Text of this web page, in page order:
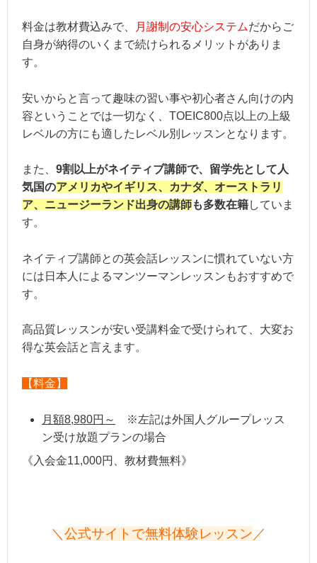
料金は教材費込みで、 月謝制の安心システムだからご
自身が納得のいくまで続けられるメリットがありま
す。
安いからと言って趣味の習い事や初心者さん向けの内
容ということでは一切なく、TOEIC800点以上の上級
レベルの方にも適したレベル別レッスンとなります。
また、 9割以上がネイティブ講師で、留学先として人
気国のアメリカやイギリス、カナダ、オーストラリ
ア、ニュージーランド出身の講師も多数在籍していま
す。
ネイティブ講師との英会話レッスンに慣れていない方
には日本人によるマンツーマンレッスンもおすすめで
す。
高品質レッスンが安い受講料金で受けられて、大変お
得な英会話と言えます。
【料金】
月額8,980円～
※左記は外国人グループレッス
ン受け放題プランの場合
《入会金11,000円、教材費無料》
＼ 公式サイトで無料体験レッスン ／